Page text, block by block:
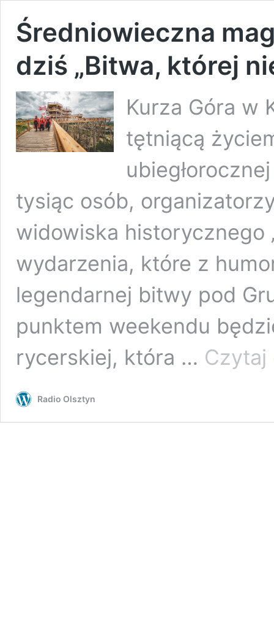
Średniowieczna
dziś „Bitwa, której
Kurza Góra w
tętniącą
tysiąc osób,
widowiska historycznego
wydarzenia, które z
legendarnej bitwy pod
punktem weekendu
rycerskiej, która … Czytaj
Radio Olsztyn